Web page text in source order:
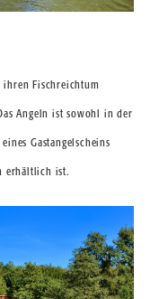
ihren Fischreichtum
Angeln ist sowohl in der
Gastangelscheins
erhältlich ist.